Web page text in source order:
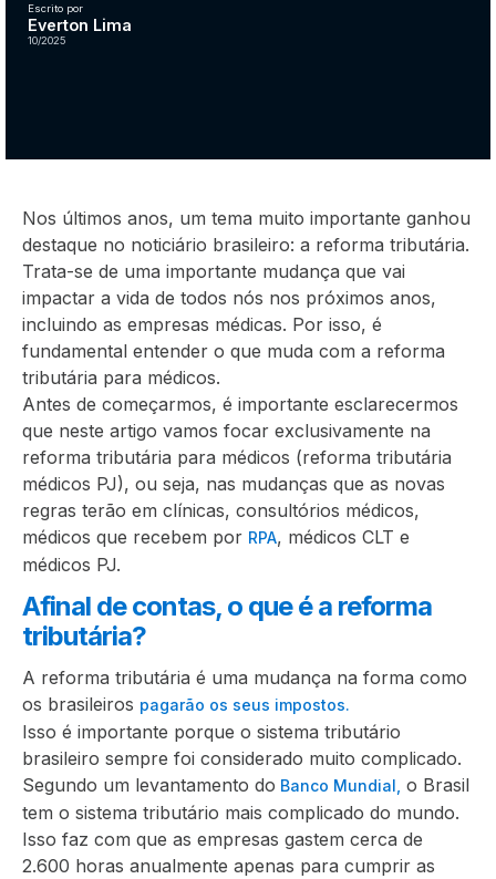
Escrito por
Everton Lima
10/2025
Nos últimos anos, um tema muito importante ganhou
destaque no noticiário brasileiro: a reforma tributária.
Trata-se de uma importante mudança que vai
impactar a vida de todos nós nos próximos anos,
incluindo as empresas médicas. Por isso, é
fundamental entender o que muda com a reforma
tributária para médicos.
Antes de começarmos, é importante esclarecermos
que neste artigo vamos focar exclusivamente na
reforma tributária para médicos (reforma tributária
médicos PJ), ou seja, nas mudanças que as novas
regras terão em clínicas, consultórios médicos,
médicos que recebem por RPA, médicos CLT e
médicos PJ.
Afinal de contas, o que é a reforma
tributária?
A reforma tributária é uma mudança na forma como
os brasileiros pagarão os seus impostos.
Isso é importante porque o sistema tributário
brasileiro sempre foi considerado muito complicado.
Segundo um levantamento do Banco Mundial, o Brasil
tem o sistema tributário mais complicado do mundo.
Isso faz com que as empresas gastem cerca de
2.600 horas anualmente apenas para cumprir as